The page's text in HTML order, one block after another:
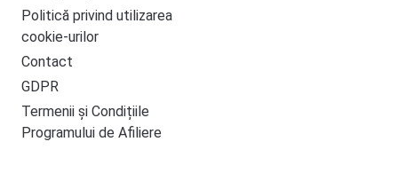
Politică privind utilizarea
cookie-urilor
Contact
GDPR
Termenii și Condițiile
Programului de Afiliere